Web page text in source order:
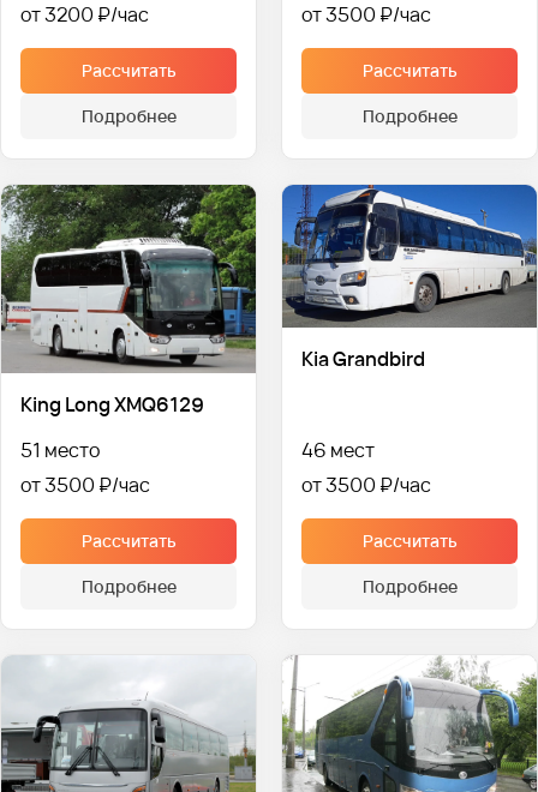
от 3200 ₽
Рассчитать
Подробнее
от 3500 ₽
Рассчитать
Подробнее
King Long XMQ6129
51 место
от 3500 ₽
Рассчитать
Подробнее
Kia Grandbird
46 мест
от 3500 ₽
Рассчитать
Подробнее